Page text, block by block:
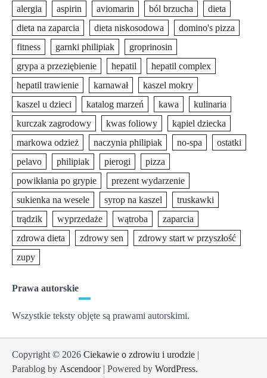
alergia aspirin aviomarin ból brzucha
dieta
dieta na zaparcia
dieta niskosodowa
domino's pizza
fitness
garnki philipiak
groprinosin
grypa a przeziębienie
hepatil
hepatil complex
hepatil trawienie
karnawał
kaszel mokry
kaszel u dzieci
katalog marzeń kawa
kulinaria
kurczak zagrodowy
kwas foliowy
kąpiel dziecka
markowa odzież
naczynia philipiak no-spa
ostatki
pelavo
philipiak pierogi
pizza
powikłania po grypie
prezent wydarzenie
sukienka na wesele
syrop na kaszel
truskawki
trądzik
wyprzedaże wątroba
zaparcia
zdrowa dieta
zdrowy sen
zdrowy start w przyszłość
zupy
Prawa autorskie
Wszystkie teksty objęte są prawami autorskimi.
Copyright © 2026 Ciekawie o zdrowiu i urodzie
Parablog by Ascendoor| Powered by WordPress.